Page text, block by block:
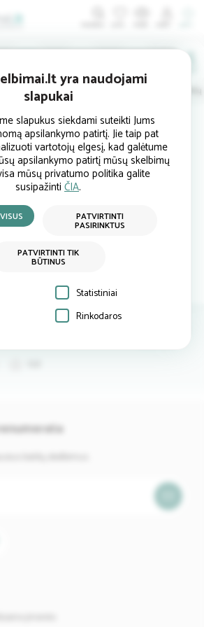
Virtuvės Valgomojo Miegamojo Vaikų
info@pardu...
yra naudojami
slapukai
slapukus siekdami suteikti Jums
apsilankymo patirtį. Jie taip pat
vartotojų elgesį, kad galėtume
apsilankymo patirtį mūsų skelbimų
mūsų privatumo politika galite
susipažinti ČIA.
PATVIRTINTI
PASIRINKTUS
PATVIRTINTI TIK
BŪTINUS
Statistiniai
Rinkodaros